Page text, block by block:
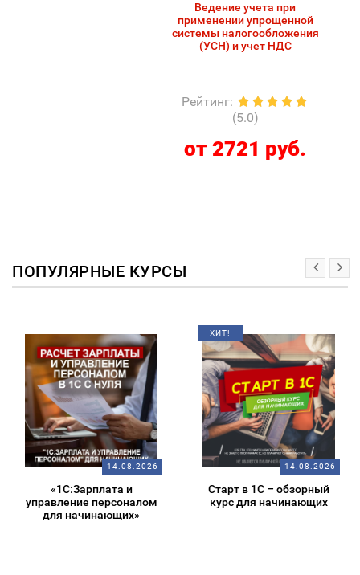
Ведение учета при
применении упрощенной
системы налогообложения
(УСН) и учет НДС
Рейтинг:
(5.0)
от 2721 руб.
ПОПУЛЯРНЫЕ КУРСЫ
14.08.2026
«1С:Зарплата и
управление персоналом
для начинающих»
ХИТ!
14.08.2026
Старт в 1С – обзорный
курс для начинающих